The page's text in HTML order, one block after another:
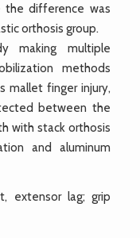
the difference was
orthosis group.
making multiple
methods
mallet finger injury,
between the
with stack orthosis
and aluminum
extensor lag; grip